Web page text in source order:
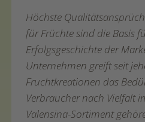
Höchste
für Früchte sind die Basis
Erfolgsgeschichte der
Unternehmen greift seit
Fruchtkreationen das
Verbraucher nach Vielfalt
Valensina-Sortiment